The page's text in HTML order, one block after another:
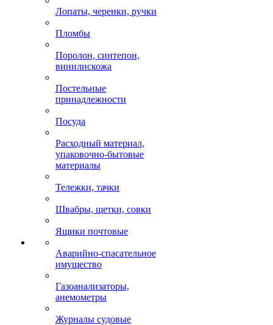
Лопаты, черенки, ручки
Пломбы
Поролон, синтепон,
винилискожа
Постельные
принадлежности
Посуда
Расходный материал,
упаковочно-бытовые
материалы
Тележки, тачки
Швабры, щетки, совки
Ящики почтовые
Аварийно-спасательное
имущество
Газоанализаторы,
анемометры
Журналы судовые